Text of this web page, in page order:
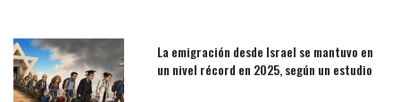
La emigración desde Israel se mantuvo en
un nivel récord en 2025, según un estudio